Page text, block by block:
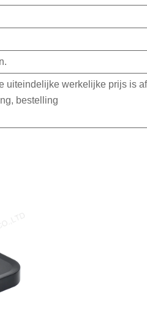
uiteindelijke werkelijke prijs is
bestelling